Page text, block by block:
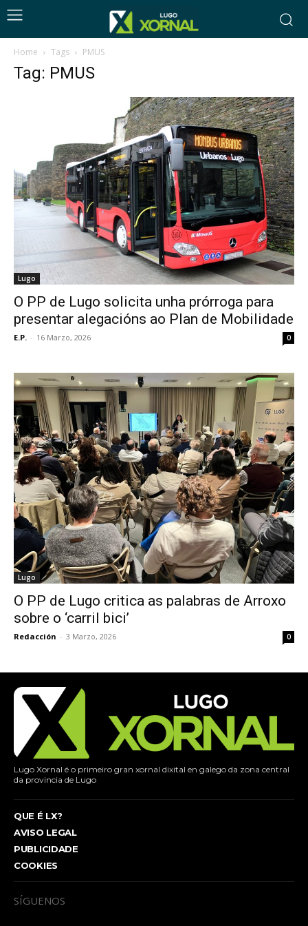
Home Tags PMUS
Tag: PMUS
Lugo
O PP de Lugo solicita unha prórroga para
presentar alegacións ao Plan de Mobilidade
E.P. - 16 Marzo, 2026 0
Lugo
O PP de Lugo critica as palabras de Arroxo
sobre o ‘carril bici’
Redacción - 3 Marzo, 2026 0
Lugo Xornal é o primeiro gran xornal dixital en galego da zona central
da provincia de Lugo
QUE É LX?
AVISO LEGAL
PUBLICIDADE
COOKIES
SÍGUENOS